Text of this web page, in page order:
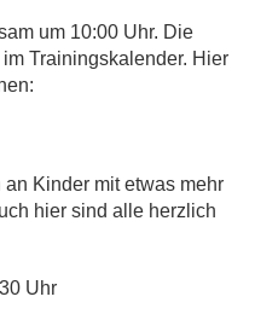
um 10:00 Uhr. Die
Trainingskalender. Hier
Kinder mit etwas mehr
hier sind alle herzlich
Uhr